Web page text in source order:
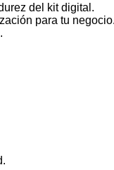
del kit digital.
para tu negocio.